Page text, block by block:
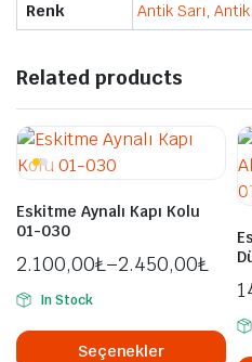
Renk Antik Sarı, Antik
Related products
Eskitme Aynalı Kapı Kolu
01-030
2.100,00₺–2.450,00₺
In Stock
Seçenekler
Bu